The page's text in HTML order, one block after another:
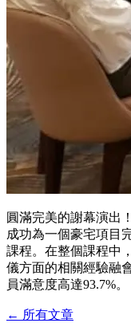
圓滿完美的謝幕演出
成功為一個豪宅項目
課程。在整個課程中
儀方面的相關經驗融
員滿意度高達93.7%。
← 所有文章